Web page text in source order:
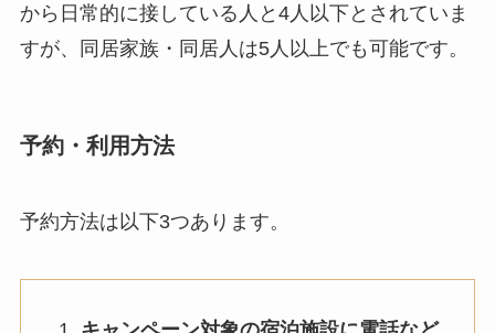
から日常的に接している人と4人以下とされていま
すが、同居家族・同居人は5人以上でも可能です。
予約・利用方法
予約方法は以下3つあります。